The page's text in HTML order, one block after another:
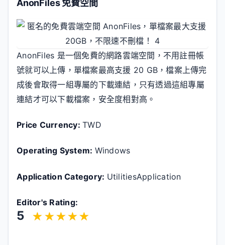
AnonFiles 免費空間
AnonFiles 是一個免費的網路雲端空間，不用註冊帳
號就可以上傳，單檔案最高支援 20 GB，檔案上傳完
成後會取得一組專屬的下載連結，只有透過這組專屬
連結才可以下載檔案，安全度相對高。
Price Currency:TWD
Operating System: Windows
Application Category: UtilitiesApplication
Editor's Rating:
5